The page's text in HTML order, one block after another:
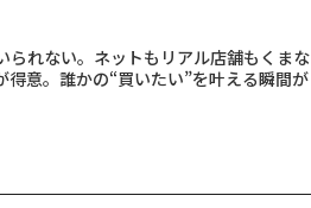
られない。ネットもリアル店舗もくまな
意。誰かの“買いたい”を叶える瞬間が